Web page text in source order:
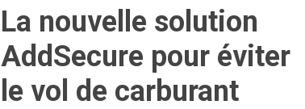
La nouvelle solution
AddSecure pour éviter
le vol de carburant